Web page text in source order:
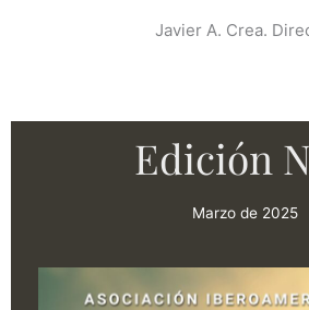
Javier A. Crea.
Edición
Marzo de 2025